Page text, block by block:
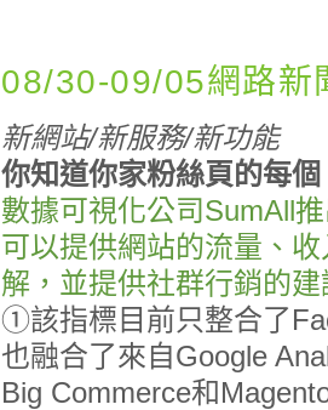
08/30-09/05網路新
新網站/新服務/新功能
你知道你家粉絲頁的每
數據可視化公司SumAll
可以提供網站的流量、
解，並提供社群行銷的建
①該指標目前只整合了
也融合了來自Google
Big Commerce和